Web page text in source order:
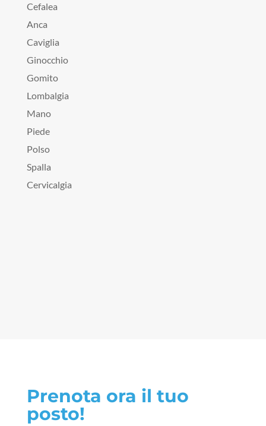
Cefalea
Anca
Caviglia
Ginocchio
Gomito
Lombalgia
Mano
Piede
Polso
Spalla
Cervicalgia
Prenota ora il tuo
posto!